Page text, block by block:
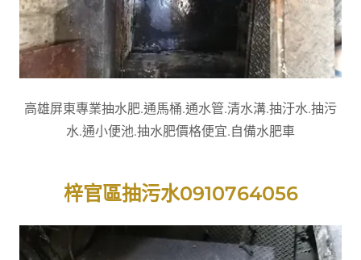
高雄屏東專業抽水肥.通馬桶.通水管.清水溝.抽汙水.抽污
水.通小便池.抽水肥價格便宜.自備水肥車
梓官區抽污水0910764056